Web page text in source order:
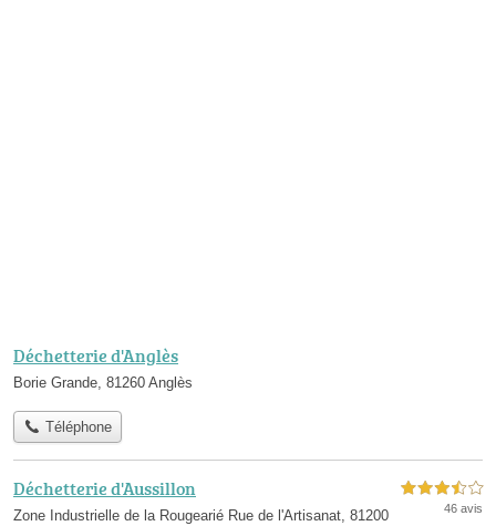
Déchetterie d'Anglès
Borie Grande, 81260 Anglès
Téléphone
Déchetterie d'Aussillon
Zone Industrielle de la Rougearié Rue de l'Artisanat, 81200
3,5 étoiles sur 5
46 avis